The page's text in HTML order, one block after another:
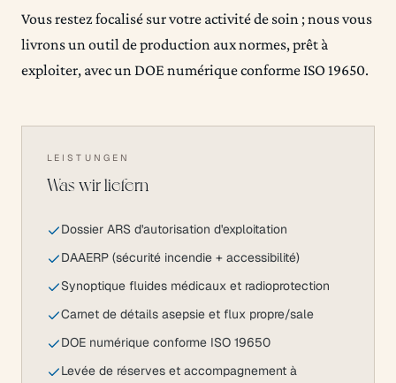
Vous restez focalisé sur votre activité de soin ; nous vous
livrons un outil de production aux normes, prêt à
exploiter, avec un DOE numérique conforme ISO 19650.
LEISTUNGEN
Was wir liefern
Dossier ARS d'autorisation d'exploitation
DAAERP (sécurité incendie + accessibilité)
Synoptique fluides médicaux et radioprotection
Carnet de détails asepsie et flux propre/sale
DOE numérique conforme ISO 19650
Levée de réserves et accompagnement à